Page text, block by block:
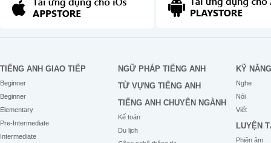
TIẾNG ANH GIAO TIẾP
Beginner
Beginner
Elementary
Pre-Intermediate
Intermediate
NGỮ PHÁP TIẾNG ANH
TỪ VỰNG TIẾNG ANH
TIẾNG ANH CHUYÊN NGÀNH
Kế toán
Du lịch
KỸ NĂNG
Nghe
Nói
Viết
LUYỆN
Phiên âm